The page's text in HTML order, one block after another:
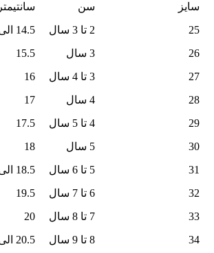
سایز
سن
سانتیمتر
25
2 تا 3 سال
14.5 الی 15
26
3 سال
15.5
27
3 تا 4 سال
16
28
4 سال
17
29
4 تا 5 سال
17.5
30
5 سال
18
31
5 تا 6 سال
18.5 الی 19
32
6 تا 7 سال
19.5
33
7 تا 8 سال
20
34
8 تا 9 سال
20.5 الی 21